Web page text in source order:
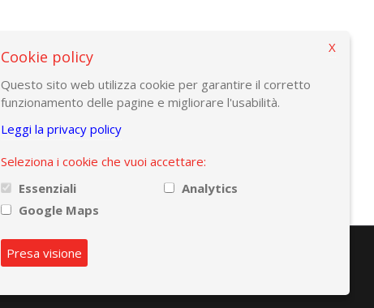
Cookie policy
Questo sito web utilizza cookie per garantire il corretto
funzionamento delle pagine e migliorare l'usabilità.
Leggi la privacy policy
Seleziona i cookie che vuoi accettare:
Essenziali
Analytics
Google Maps
Presa visione
X